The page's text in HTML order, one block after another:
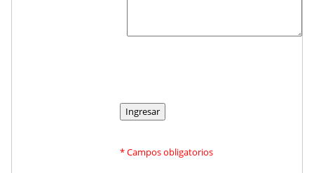
* Campos obligatorios